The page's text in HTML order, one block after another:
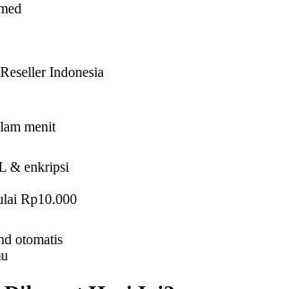
Indonesia
menit
& enkripsi
Rp10.000
otomatis